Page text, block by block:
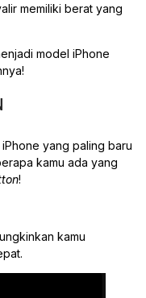
memiliki berat yang
model iPhone
yang paling baru
kamu ada yang
!
kamu